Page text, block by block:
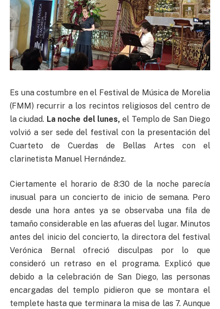
Es una costumbre en el Festival de Música de Morelia
(FMM) recurrir a los recintos religiosos del centro de
la ciudad. La noche del lunes, el Templo de San Diego
volvió a ser sede del festival con la presentación del
Cuarteto de Cuerdas de Bellas Artes con el
clarinetista Manuel Hernández.
Ciertamente el horario de 8:30 de la noche parecía
inusual para un concierto de inicio de semana. Pero
desde una hora antes ya se observaba una fila de
tamaño considerable en las afueras del lugar. Minutos
antes del inicio del concierto, la directora del festival
Verónica Bernal ofreció disculpas por lo que
consideró un retraso en el programa. Explicó que
debido a la celebración de San Diego, las personas
encargadas del templo pidieron que se montara el
templete hasta que terminara la misa de las 7. Aunque